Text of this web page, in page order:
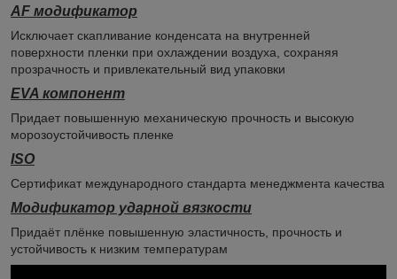
AF модификатор
Исключает скапливание конденсата на внутренней
поверхности пленки при охлаждении воздуха, сохраняя
прозрачность и привлекательный вид упаковки
EVA компонент
Придает повышенную механическую прочность и высокую
морозоустойчивость пленке
ISO
Сертификат международного стандарта менеджмента качества
Модификатор ударной вязкости
Придаёт плёнке повышенную эластичность, прочность и
устойчивость к низким температурам